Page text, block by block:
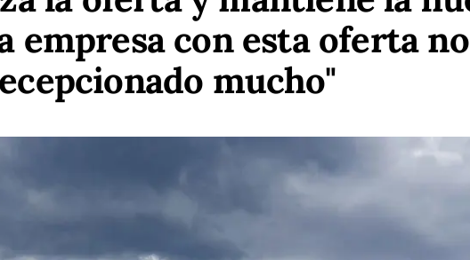
empresa con esta oferta
mucho"